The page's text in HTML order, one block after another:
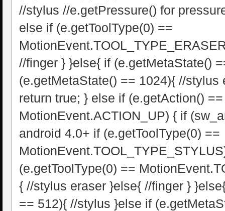
//stylus //e.getPressure() for
else if (e.getToolType(0) ==
//finger } }else{ if (e.getMetaState()
(e.getMetaState() == 1024){ //stylus
return true; } else if (e.getAction() ==
MotionEvent.ACTION_UP) { if
android 4.0+ if (e.getToolType(0) ==
(e.getToolType(0) ==
{ //stylus eraser }else{ //finger }
== 512){ //stylus }else if